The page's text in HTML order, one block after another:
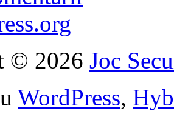
© 2026 Joc
WordPress,